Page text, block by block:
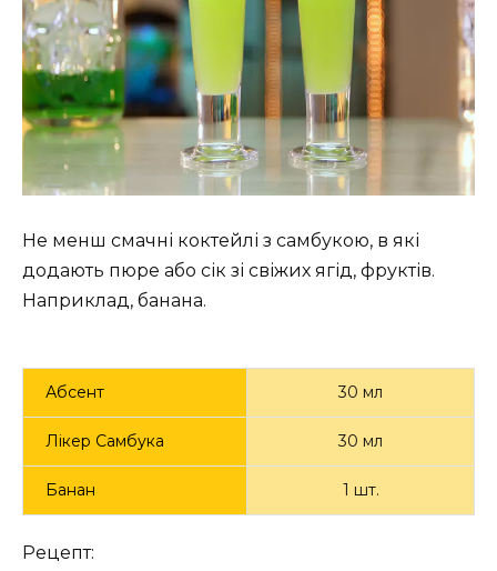
c
r
Не менш смачні коктейлі з самбукою, в які
додають пюре або сік зі свіжих ягід, фруктів.
Наприклад, банана.
Абсент 30 мл
Лікер Самбука 30 мл
Банан 1 шт.
Рецепт: